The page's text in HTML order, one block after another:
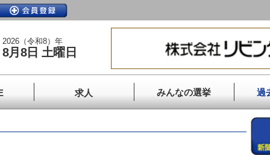
2026（令和8）年
8月8日 土曜日
求人 みんなの選挙 過